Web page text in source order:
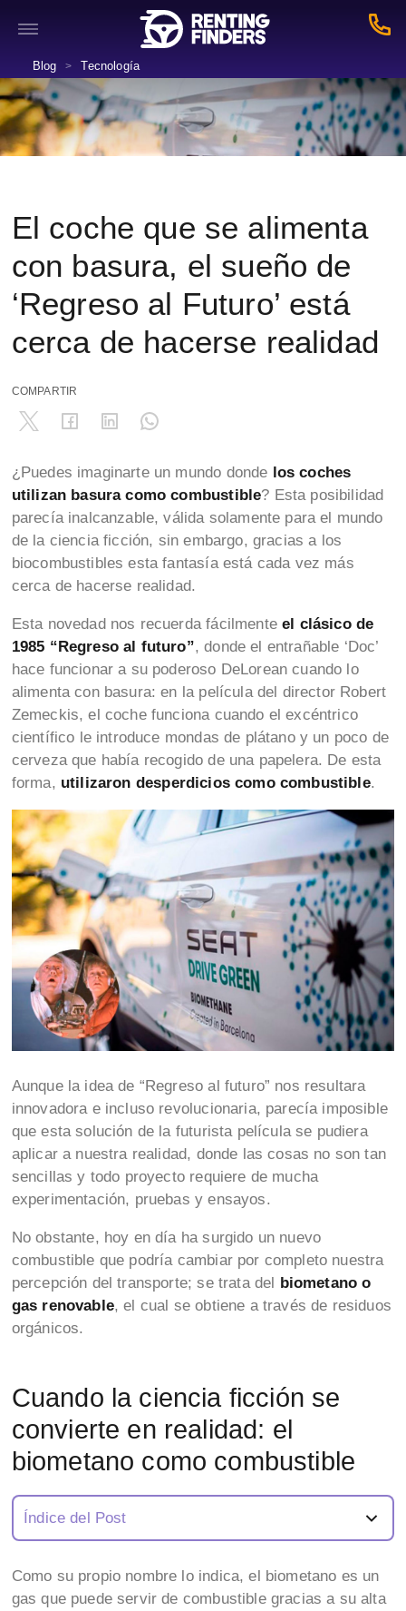
Blog > Tecnología
El coche que se alimenta
con basura, el sueño de
‘Regreso al Futuro’ está
cerca de hacerse realidad
COMPARTIR
¿Puedes imaginarte un mundo donde los coches
utilizan basura como combustible? Esta posibilidad
parecía inalcanzable, válida solamente para el mundo
de la ciencia ficción, sin embargo, gracias a los
biocombustibles esta fantasía está cada vez más
cerca de hacerse realidad.
Esta novedad nos recuerda fácilmenteel clásico de
1985 “Regreso al futuro”, donde el entrañable ‘Doc’
hace funcionar a su poderoso DeLorean cuando lo
alimenta con basura: en la película del director Robert
Zemeckis, el coche funciona cuando el excéntrico
científico le introduce mondas de plátano y un poco de
cerveza que había recogido de una papelera. De esta
forma, utilizaron desperdicios como combustible.
Aunque la idea de “Regreso al futuro” nos resultara
innovadora e incluso revolucionaria, parecía imposible
que esta solución de la futurista película se pudiera
aplicar a nuestra realidad, donde las cosas no son tan
sencillas y todo proyecto requiere de mucha
experimentación, pruebas y ensayos.
No obstante, hoy en día ha surgido un nuevo
combustible que podría cambiar por completo nuestra
percepción del transporte; se trata del biometano o
gas renovable, el cual se obtiene a través de residuos
orgánicos.
Cuando la ciencia ficción se
convierte en realidad: el
biometano como combustible
Índice del Post
Como su propio nombre lo indica, el biometano es un
gas que puede servir de combustible gracias a su alta